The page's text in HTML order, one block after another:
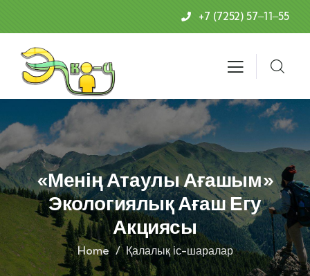
+7 (7252) 57‒11‒55
«Менің Атаулы Ағашым»
Экологиялық Ағаш Егу
Акциясы
Home Қалалық іс-шаралар